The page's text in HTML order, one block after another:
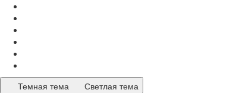
Темная тема
Светлая тема